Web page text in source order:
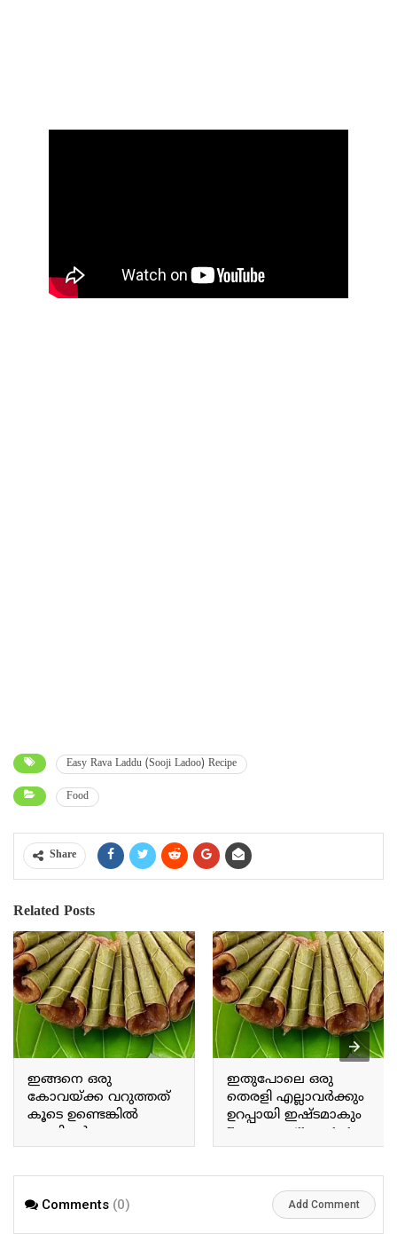
Easy Rava Laddu (Sooji Ladoo) Recipe
Food
Share
Related Posts
ഇങ്ങനെ ഒരു
കോവയ്ക്ക വറുത്തത്
കൂടെ ഉണ്ടെങ്കിൽ
എന്തിന്റെ കൂടെ
കഴിക്കാം With a dish like
about anything.
ഇതുപോലെ ഒരു
തെരളി എല്ലാവർക്കും
ഉറപ്പായി ഇഷ്ടമാകും
Everyone will surely love
a *Therali* like this.
Comments (0) Add Comment